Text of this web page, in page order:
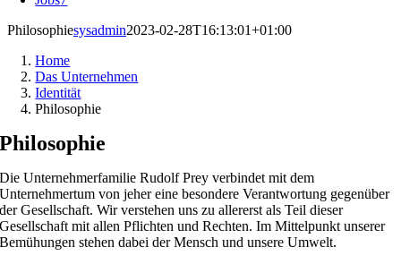
Philosophiesysadmin2023-02-28T16:13:01+01:00
Home
Das Unternehmen
Identität
Philosophie
Philosophie
Die Unternehmerfamilie Rudolf Prey verbindet mit dem
Unternehmertum von jeher eine besondere Verantwortung gegenüber
der Gesellschaft. Wir verstehen uns zu allererst als Teil dieser
Gesellschaft mit allen Pflichten und Rechten. Im Mittelpunkt unserer
Bemühungen stehen dabei der Mensch und unsere Umwelt.